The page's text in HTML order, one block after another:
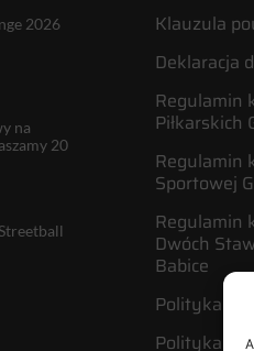
2026
na
20
Klauzula
Deklaracja
Regulamin
Piłkarskich
Regulamin
Sportowej
Regulamin
Dwóch
Babice
Polityka
Polityka